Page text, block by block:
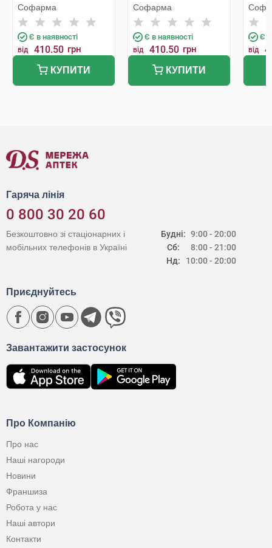
Софарма
Є в наявності
від 410.50 грн
КУПИТИ
Софарма
Є в наявності
від 410.50 грн
КУПИТИ
Є в
від
Гаряча лінія
0 800 30 20 60
Будні:
Сб:
Нд:
9:00 - 20:00
8:00 - 21:00
10:00 - 20:00
Безкоштовно зі стаціонарних і
мобільних телефонів в Україні
Про Компанію
Про нас
Наші нагороди
Новини
Франшиза
Робота у нас
Наші автори
Контакти
Завантажити застосунок
Приєднуйтесь